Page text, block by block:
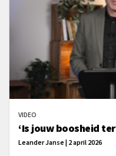
VIDEO
‘Is jouw boosheid
Leander Janse | 2 april 2026